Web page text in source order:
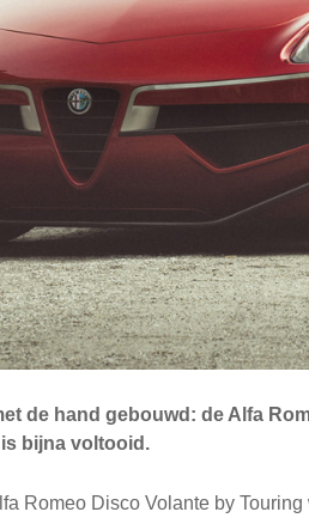
de hand gebouwd: de Alfa
bijna voltooid.
Romeo Disco Volante by